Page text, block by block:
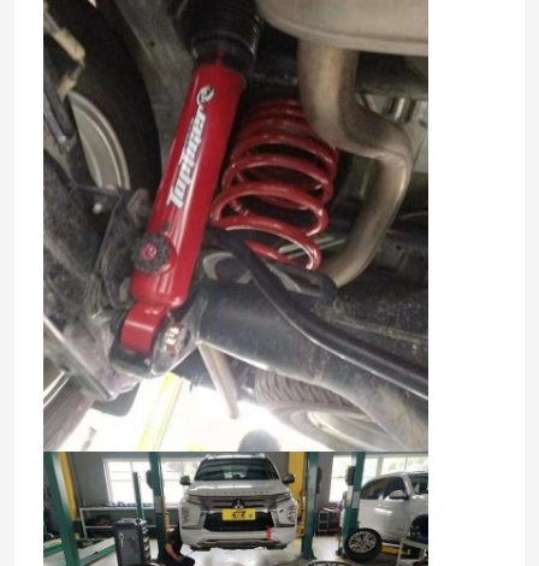
Huis
Producten
Video's